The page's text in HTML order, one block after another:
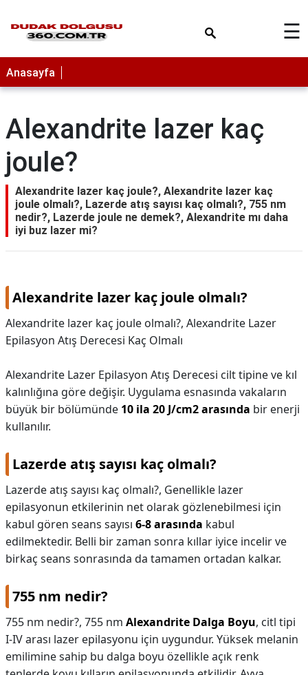
☰
Anasayfa
Alexandrite lazer kaç
joule?
Alexandrite lazer kaç joule?, Alexandrite lazer kaç
joule olmalı?, Lazerde atış sayısı kaç olmalı?, 755 nm
nedir?, Lazerde joule ne demek?, Alexandrite mı daha
iyi buz lazer mi?
Alexandrite lazer kaç joule olmalı?
Alexandrite lazer kaç joule olmalı?, Alexandrite Lazer
Epilasyon Atış Derecesi Kaç Olmalı
Alexandrite Lazer Epilasyon Atış Derecesi cilt tipine ve kıl
kalınlığına göre değişir. Uygulama esnasında vakaların
büyük bir bölümünde 10 ila 20 J/cm2 arasında bir enerji
kullanılır.
Lazerde atış sayısı kaç olmalı?
Lazerde atış sayısı kaç olmalı?, Genellikle lazer
epilasyonun etkilerinin net olarak gözlenebilmesi için
kabul gören seans sayısı 6-8 arasında kabul
edilmektedir. Belli bir zaman sonra kıllar iyice incelir ve
birkaç seans sonrasında da tamamen ortadan kalkar.
755 nm nedir?
755 nm nedir?, 755 nm Alexandrite Dalga Boyu, citl tipi
I-IV arası lazer epilasyonu için uygundur. Yüksek melanin
emilimine sahip bu dalga boyu özellikle açık renk